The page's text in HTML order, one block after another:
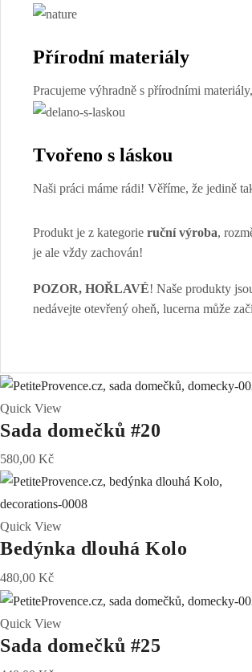
Přírodní materiály
Pracujeme výhradně s přírodními
Tvořeno s láskou
Naši práci máme rádi! Věříme, že jedině
Produkt je z kategorie ruční výroba,
je ale vždy zachován!
POZOR, HOŘLAVÉ! Naše produkty
nedávejte otevřený oheň, lucerna může
Quick View
Sada domečků #20
580,00 Kč
Quick View
Bedýnka dlouhá Kolo
480,00 Kč
Quick View
Sada domečků #25